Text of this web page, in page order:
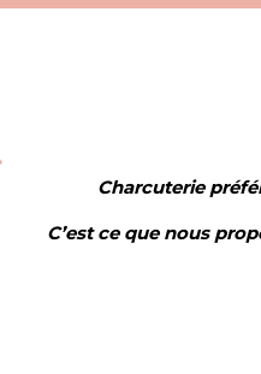
Charcuterie
C’est ce que nous